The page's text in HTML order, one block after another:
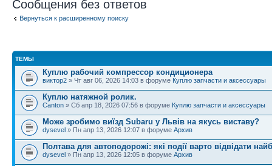
Сообщения без ответов
Вернуться к расширенному поиску
ТЕМЫ
Куплю рабочий компрессор кондиционера
виктор2 » Чт авг 06, 2026 14:03 в форуме Куплю запчасти и аксессуары
Куплю натяжной ролик.
Canton » Сб апр 18, 2026 07:56 в форуме Куплю запчасти и аксессуары
Може зробимо виїзд Subaru у Львів на якусь виставу?
dysevel » Пн апр 13, 2026 12:07 в форуме Архив
Полтава для автоподорожі: які події варто відвідати
dysevel » Пн апр 13, 2026 12:05 в форуме Архив